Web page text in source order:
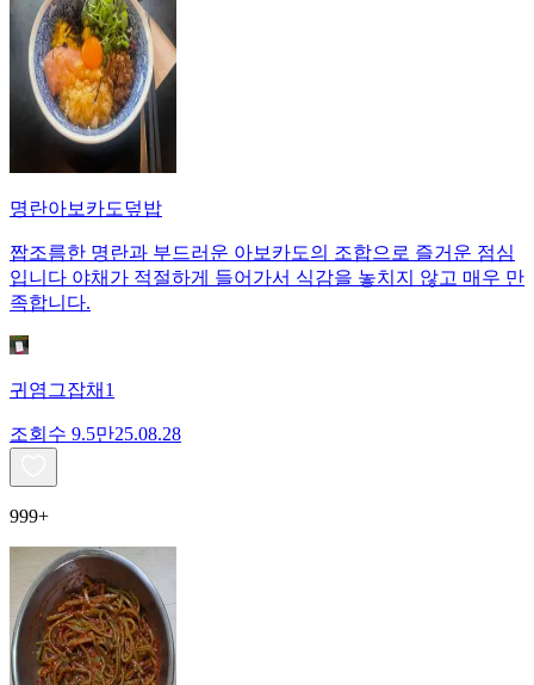
명란아보카도덮밥
짭조름한 명란과 부드러운 아보카도의 조합으로 즐거운 점심
입니다 야채가 적절하게 들어가서 식감을 놓치지 않고 매우 만
족합니다.
귀염그잡채1
조회수 9.5만25.08.28
999+